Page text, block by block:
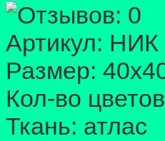
Артикул: НИК
Размер:
Кол-во
Ткань: атлас